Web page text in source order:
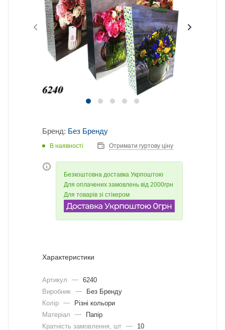
Бренд: Без Бренду
В наявності Отримати гуртову ціну
Безкоштовна доставка Укрпоштою
Для оплачених замовлень від 2000грн
Для товарів зі стікером
Характеристики
Артикул — 6240
Виробник —
Без Бренду
Колір —
Різні кольори
Матеріал
—
Папір
Кратність замовлення, шт —
10